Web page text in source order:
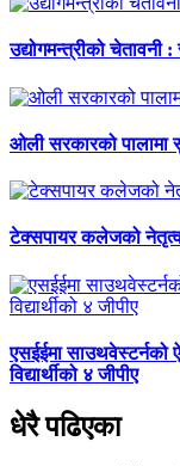
उद्योगमन्त्रीको चेतावनी
ओली सरकारको पालामा
टेक्सपायर कलेजको
एसईईमा
विद्यार्थीको ४ जीपीए
धेरै पढिएका